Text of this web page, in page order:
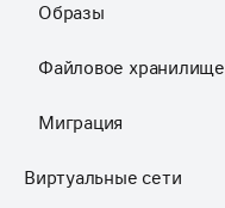
Образы
Файловое хранилище
Миграция
Виртуальные сети